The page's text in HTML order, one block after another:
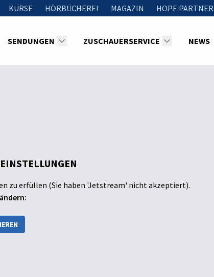
KURSE HÖRBÜCHEREI MAGAZIN HOPE PARTNER
SENDUNGEN ZUSCHAUERSERVICE NEWS
zu erfüllen (Sie haben 'Jetstream' nicht akzeptiert).